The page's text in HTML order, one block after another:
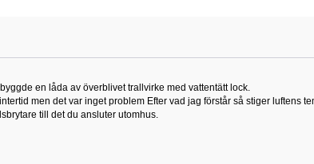
en låda av överblivet trallvirke med vattentätt lock.
men det var inget problem Efter vad jag förstår så stiger luftens
till det du ansluter utomhus.